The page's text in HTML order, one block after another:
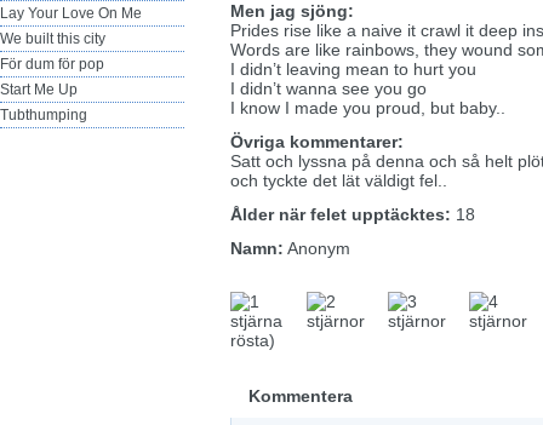
Lay Your Love On Me
We built this city
För dum för pop
Start Me Up
Tubthumping
Men jag sjöng:
Prides rise like a naive it crawl it deep
Words are like rainbows, they wound
I didn’t leaving mean to hurt you
I didn’t wanna see you go
I know I made you proud, but baby..
Övriga kommentarer:
Satt och lyssna på denna och så helt
och tyckte det lät väldigt fel..
Ålder när felet upptäcktes: 18
Namn: Anonym
rösta)
Kommentera